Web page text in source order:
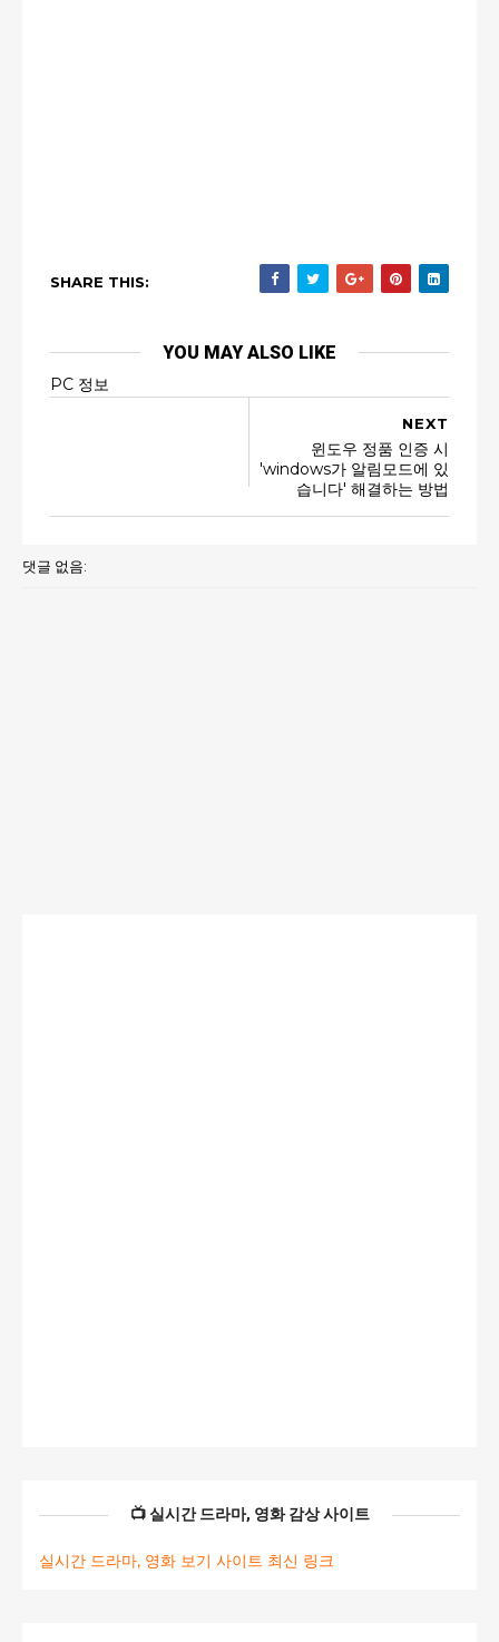
SHARE THIS:
YOU MAY ALSO LIKE
PC 정보
NEXT
윈도우 정품 인증 시
'windows가 알림모드에 있
습니다' 해결하는 방법
댓글 없음:
📺 실시간 드라마, 영화 감상 사이트
실시간 드라마, 영화 보기 사이트 최신 링크